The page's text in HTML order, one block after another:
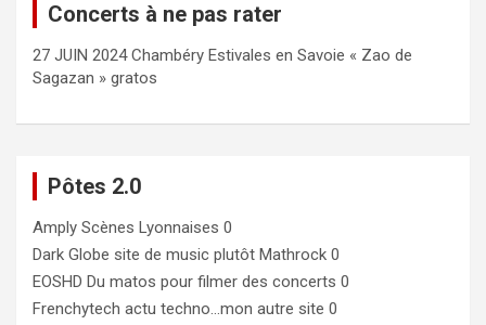
Concerts à ne pas rater
27 JUIN 2024 Chambéry Estivales en Savoie « Zao de
Sagazan » gratos
Pôtes 2.0
Amply Scènes Lyonnaises 0
Dark Globe site de music plutôt Mathrock 0
EOSHD Du matos pour filmer des concerts 0
Frenchytech actu techno…mon autre site 0